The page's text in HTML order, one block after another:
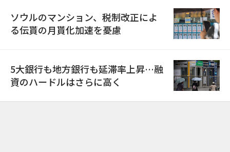
ソウルのマンション、税制改正によ
る伝貰の月貰化加速を憂慮
5大銀行も地方銀行も延滞率上昇…融
資のハードルはさらに高く